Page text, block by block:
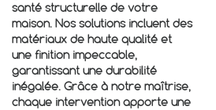
santé structurelle de votre
maison. Nos solutions incluent des
matériaux de haute qualité et
une finition impeccable,
garantissant une durabilité
inégalée. Grâce à notre maîtrise,
chaque intervention apporte une